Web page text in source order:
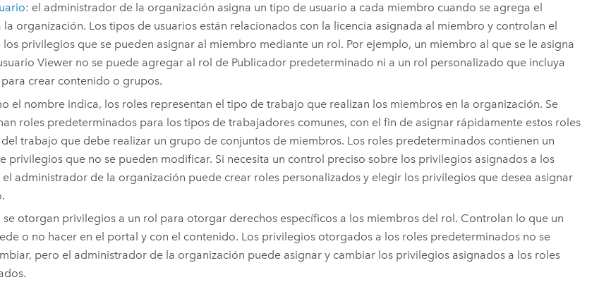
: el administrador de la organización asigna un tipo de usuario a cada miembro cuando se agrega el
la organización. Los tipos de usuarios están relacionados con la licencia asignada al miembro y controlan el
los privilegios que se pueden asignar al miembro mediante un rol. Por ejemplo, un miembro al que se le asigna
Viewer no se puede agregar al rol de Publicador predeterminado ni a un rol personalizado que incluya
crear contenido o grupos.
el nombre indica, los roles representan el tipo de trabajo que realizan los miembros en la organización. Se
roles predeterminados para los tipos de trabajadores comunes, con el fin de asignar rápidamente estos roles
trabajo que debe realizar un grupo de conjuntos de miembros. Los roles predeterminados contienen un
privilegios que no se pueden modificar. Si necesita un control preciso sobre los privilegios asignados a los
administrador de la organización puede crear roles personalizados y elegir los privilegios que desea asignar
se otorgan privilegios a un rol para otorgar derechos específicos a los miembros del rol. Controlan lo que un
o no hacer en el portal y con el contenido. Los privilegios otorgados a los roles predeterminados no se
pero el administrador de la organización puede asignar y cambiar los privilegios asignados a los roles